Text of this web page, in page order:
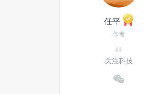
任平
作者
关注科技